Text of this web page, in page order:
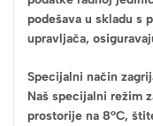
podešava u skladu s
upravljača,
Specijalni način
Naš specijalni režim
prostorije na 8°C,